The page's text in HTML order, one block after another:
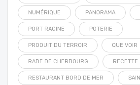
NUMÉRIQUE PANORAMA
PORT RACINE POTERIE
PRODUIT DU TERROIR QUE VOIR
RADE DE CHERBOURG RECETTE
RESTAURANT BORD DE MER